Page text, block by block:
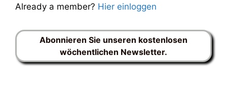
Already a member? Hier einloggen
Abonnieren Sie unseren kostenlosen
wöchentlichen Newsletter.